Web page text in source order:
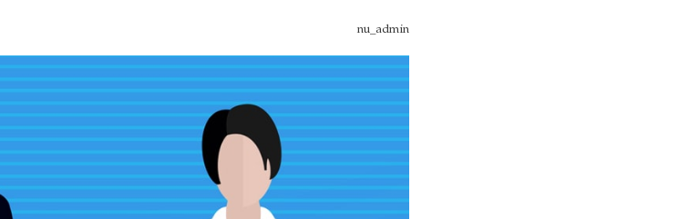
nu_admin